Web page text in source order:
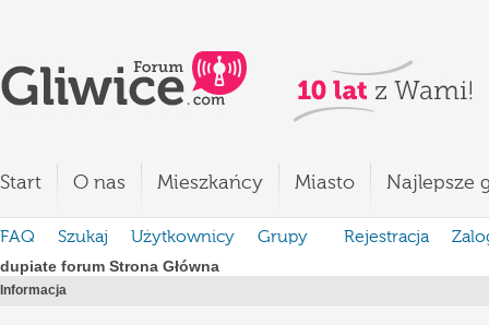
Start O nas Mieszkańcy Miasto Najlepsze
FAQ Szukaj Użytkownicy Grupy Rejestracja
dupiate forum Strona Główna
Informacja